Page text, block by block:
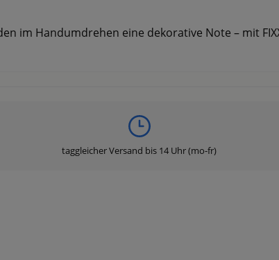
im Handumdrehen eine dekorative Note – mit
taggleicher Versand bis 14 Uhr (mo-fr)